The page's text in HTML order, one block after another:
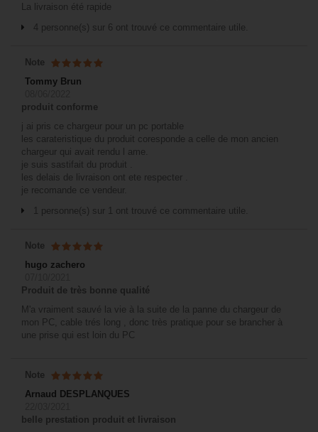
La livraison été rapide
4 personne(s) sur 6 ont trouvé ce commentaire utile.
Note
Tommy Brun
produit conforme
j ai pris ce chargeur pour un pc portable
les carateristique du produit coresponde a celle de mon ancien
chargeur qui avait rendu l ame.
je suis sastifait du produit .
les delais de livraison ont ete respecter .
je recomande ce vendeur.
1 personne(s) sur 1 ont trouvé ce commentaire utile.
Note
hugo zachero
Produit de très bonne qualité
M'a vraiment sauvé la vie à la suite de la panne du chargeur de
mon PC, cable trés long , donc très pratique pour se brancher à
une prise qui est loin du PC
Note
Arnaud DESPLANQUES
belle prestation produit et livraison